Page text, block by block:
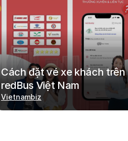
Cách đặt vé xe khách trên
redBus Việt Nam
Vietnambiz